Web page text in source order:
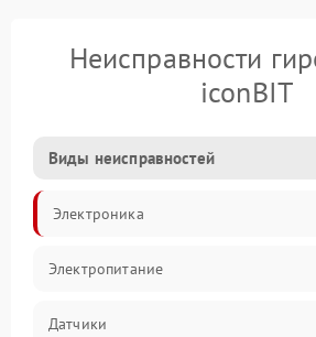
Неисправности
iconBIT
Виды неисправностей
Электроника
Электропитание
Датчики